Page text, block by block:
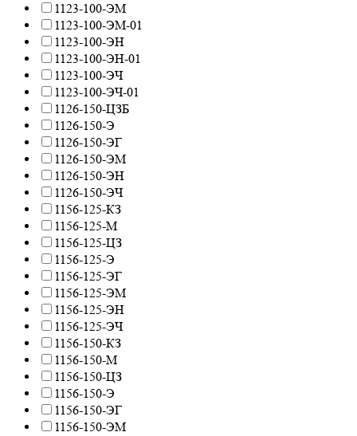
1123-100-ЭМ
1123-100-ЭМ-01
1123-100-ЭН
1123-100-ЭН-01
1123-100-ЭЧ
1123-100-ЭЧ-01
1126-150-ЦЗБ
1126-150-Э
1126-150-ЭГ
1126-150-ЭМ
1126-150-ЭН
1126-150-ЭЧ
1156-125-КЗ
1156-125-М
1156-125-ЦЗ
1156-125-Э
1156-125-ЭГ
1156-125-ЭМ
1156-125-ЭН
1156-125-ЭЧ
1156-150-КЗ
1156-150-М
1156-150-ЦЗ
1156-150-Э
1156-150-ЭГ
1156-150-ЭМ